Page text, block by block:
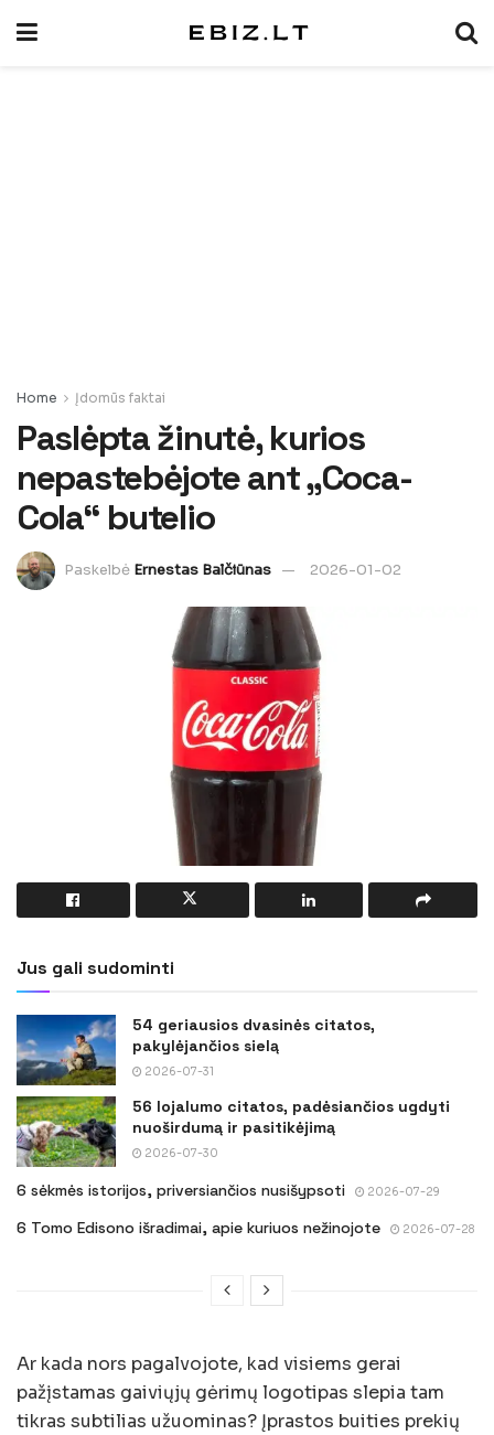
Home Įdomūs faktai
Paslėpta žinutė, kurios
nepastebėjote ant „Coca-
Cola“ butelio
Paskelbė Ernestas Balčiūnas 2026-01-02
Jus gali sudominti
54 geriausios dvasinės citatos,
pakylėjančios sielą
2026-07-31
56 lojalumo citatos, padėsiančios ugdyti
nuoširdumą ir pasitikėjimą
2026-07-30
6 sėkmės istorijos, priversiančios nusišypsoti 2026-07-29
6 Tomo Edisono išradimai, apie kuriuos nežinojote 2026-07-28
Ar kada nors pagalvojote, kad visiems gerai
pažįstamas gaiviųjų gėrimų logotipas slepia tam
tikras subtilias užuominas? Įprastos buities prekių